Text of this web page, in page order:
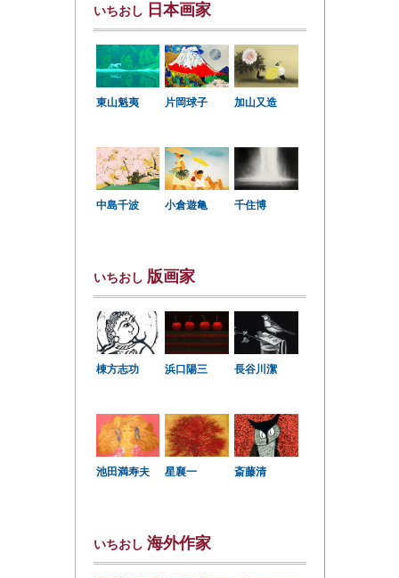
いちおし 日本画家
東山魁夷 片岡球子 加山又造
中島千波 小倉遊亀 千住博
いちおし 版画家
棟方志功 浜口陽三 長谷川潔
池田満寿夫 星襄一 斎藤清
いちおし 海外作家